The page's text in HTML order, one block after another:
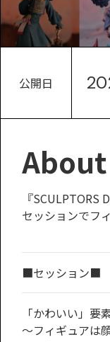
公開日
About
『
セッションでフ
■セッション■
「かわいい」
〜フィギュアは